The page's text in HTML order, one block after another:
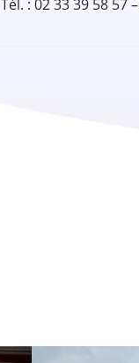
Tél. : 02 33 39 58 57 –